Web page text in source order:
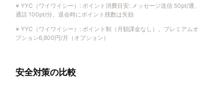
※ YYC（ワイワイシー） : ポイント消費目安: メッセージ送信 50pt/通、
通話 100pt/分。退会時にポイント残数は失効
※ YYC（ワイワイシー） : ポイント制（月額課金なし）。プレミアムオ
プション6,800円/月（オプション）
安全対策の比較